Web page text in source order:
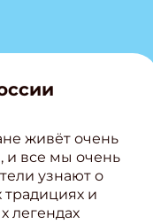
живёт очень
и все мы очень
узнают о
и
легендах